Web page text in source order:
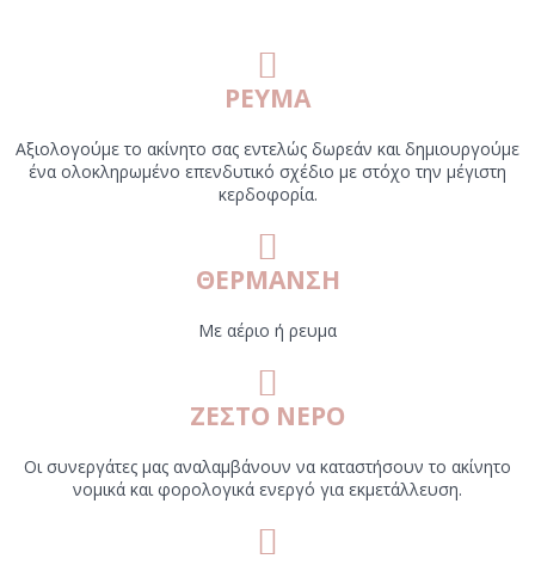
ΡΕΥΜΑ
Αξιολογούμε το ακίνητο σας εντελώς δωρεάν και δημιουργούμε
ένα ολοκληρωμένο επενδυτικό σχέδιο με στόχο την μέγιστη
κερδοφορία.
ΘΕΡΜΑΝΣΗ
Με αέριο ή ρευμα
ΖΕΣΤΟ ΝΕΡΟ
Οι συνεργάτες μας αναλαμβάνουν να καταστήσουν το ακίνητο
νομικά και φορολογικά ενεργό για εκμετάλλευση.